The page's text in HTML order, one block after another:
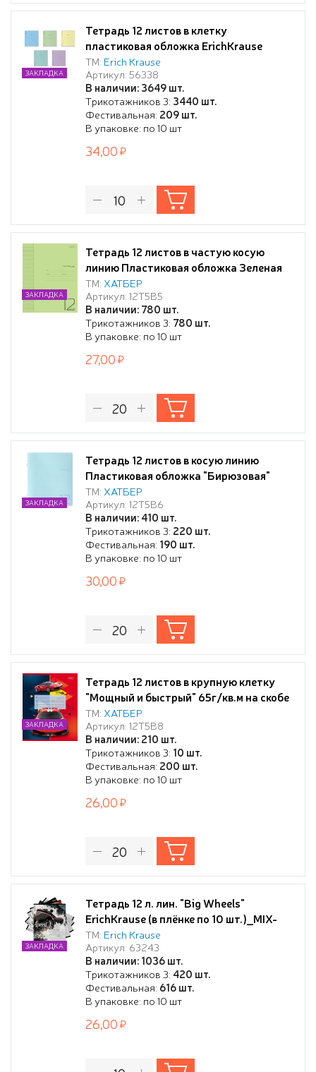
Тетрадь 12 листов в клетку
пластиковая обложка ErichKrause
Классика CoverPrо fizzy, А5+, на скобе
_MIX-PACK
ТМ: Erich Krause
Артикул: 56338
В наличии: 3649 шт.
Трикотажников 3: 3440 шт.
Фестивальная: 209 шт.
В упаковке: по 10 шт
ЗАКЛАДКА
34,00
Тетрадь 12 листов в частую косую
линию Пластиковая обложка Зеленая
65г/кв.м на скобе
ТМ: ХАТБЕР
Артикул: 12Т5В5
В наличии: 780 шт.
Трикотажников 3: 780 шт.
В упаковке: по 10 шт
ЗАКЛАДКА
27,00
Тетрадь 12 листов в косую линию
Пластиковая обложка "Бирюзовая"
65г/кв.м на скобе
ТМ: ХАТБЕР
Артикул: 12Т5В6
В наличии: 410 шт.
Трикотажников 3: 220 шт.
Фестивальная: 190 шт.
В упаковке: по 10 шт
ЗАКЛАДКА
30,00
Тетрадь 12 листов в крупную клетку
"Мощный и быстрый" 65г/кв.м на скобе
5 диз.в блоке скругл.углы
ТМ: ХАТБЕР
Артикул: 12Т5В8
В наличии: 210 шт.
Трикотажников 3: 10 шт.
Фестивальная: 200 шт.
В упаковке: по 10 шт
ЗАКЛАДКА
26,00
Тетрадь 12 л. лин. "Big Wheels"
ErichKrause (в плёнке по 10 шт.)_MIX-
PACK
ТМ: Erich Krause
Артикул: 63243
В наличии: 1036 шт.
Трикотажников 3: 420 шт.
Фестивальная: 616 шт.
В упаковке: по 10 шт
ЗАКЛАДКА
26,00